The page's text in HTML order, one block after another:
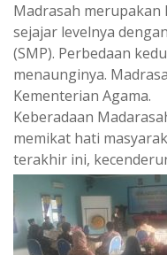
Madrasah
sejajar levelnya
(SMP). Perbedaan
menaunginya.
Kementerian Agama.
Keberadaan
memikat hati
terakhir ini,